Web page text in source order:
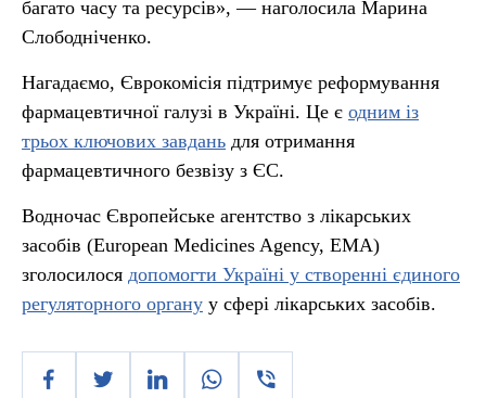
багато часу та ресурсів», — наголосила Марина
Слободніченко.
Нагадаємо, Єврокомісія підтримує реформування
фармацевтичної галузі в Україні. Це є одним із
трьох ключових завдань для отримання
фармацевтичного безвізу з ЄС.
Водночас Європейське агентство з лікарських
засобів (European Medicines Agency, EMA)
зголосилося допомогти Україні у створенні єдиного
регуляторного органу у сфері лікарських засобів.